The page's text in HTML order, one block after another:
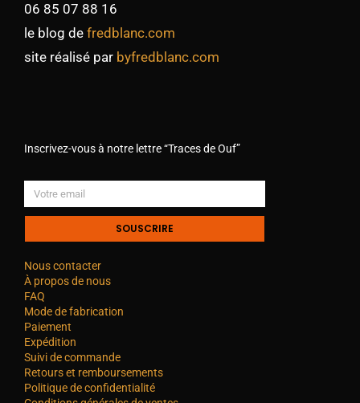
06 85 07 88 16
le blog de fredblanc.com
site réalisé par byfredblanc.com
Inscrivez-vous à notre lettre “Traces de Ouf”
SOUSCRIRE
Nous contacter
À propos de nous
FAQ
Mode de fabrication
Paiement
Expédition
Suivi de commande
Retours et remboursements
Politique de confidentialité